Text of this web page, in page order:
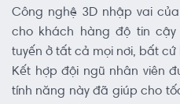
Công nghệ 3D nhập vai
cho khách hàng độ tin
tuyến ở tất cả mọi nơi, bất cứ
Kết hợp đội ngũ nhân viên
tính năng này đã giúp cho